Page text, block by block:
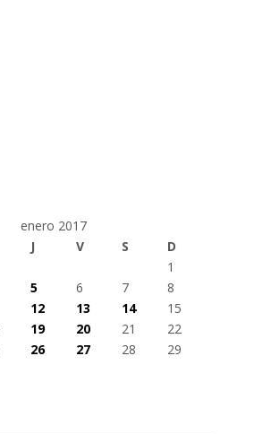
enero 2017
J V S
D
1
5 6 7
8
12 13 14
15
19 20 21
22
26 27 28
29